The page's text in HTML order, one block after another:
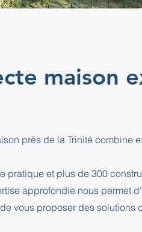
maison
près de la Trinité combine
pratique et plus de 300
approfondie nous permet
vous proposer des